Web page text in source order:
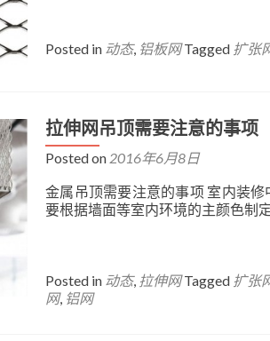
Posted in 动态, 铝板网 Tagged 扩张
拉伸网吊顶需要注意的事项
Posted on 2016年6月8日
金属吊顶需要注意的事项 室内装
要根据墙面等室内环境的主颜色制
Posted in 动态, 拉伸网 Tagged 扩张
网, 铝网